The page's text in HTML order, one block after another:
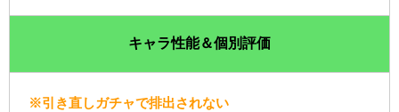
キャラ性能＆個別評価
※引き直しガチャで排出されない